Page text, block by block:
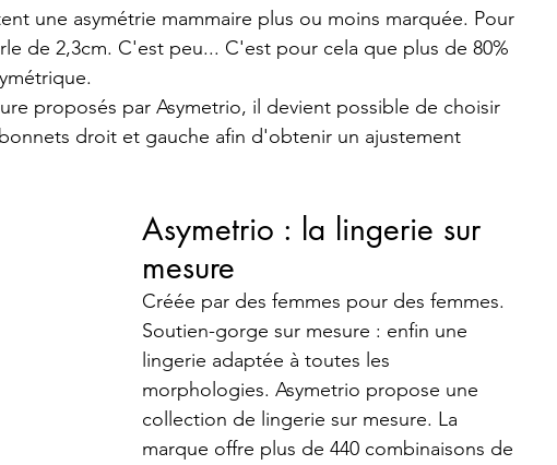
une asymétrie mammaire plus ou moins marquée. Pour
de 2,3cm. C'est peu... C'est pour cela que plus de 80%
proposés par Asymetrio, il devient possible de choisir
droit et gauche afin d'obtenir un ajustement
Asymetrio : la lingerie sur
mesure
Créée par des femmes pour des femmes.
Soutien-gorge sur mesure : enfin une
lingerie adaptée à toutes les
morphologies. Asymetrio propose une
collection de lingerie sur mesure. La
marque offre plus de 440 combinaisons de